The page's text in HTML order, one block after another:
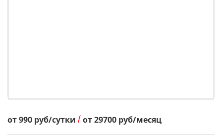
от990 руб/сутки /от29700 руб/месяц